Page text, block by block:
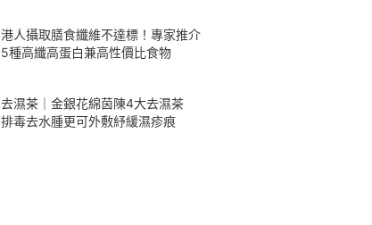
港人攝取膳食纖維不達標！專家推介
5種高纖高蛋白兼高性價比食物
去濕茶｜金銀花綿茵陳4大去濕茶
排毒去水腫更可外敷紓緩濕疹痕